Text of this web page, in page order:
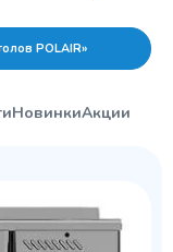
НовинкиАкции
POLAIR»